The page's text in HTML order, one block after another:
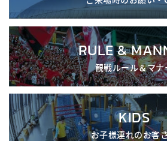
RULE &
観戦ルール＆マナ
KIDS
お子様連れのお客